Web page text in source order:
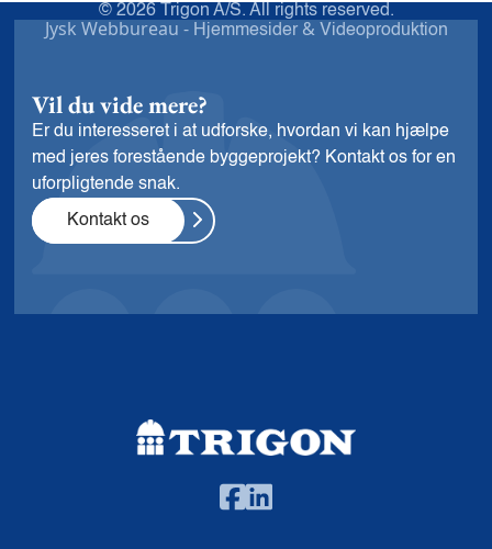
Vil du vide mere?
Er du interesseret i at udforske, hvordan vi kan hjælpe
med jeres forestående byggeprojekt? Kontakt os for en
uforpligtende snak.
Kontakt os
© 2026 Trigon A/S. All rights reserved.
Jysk Webbureau - Hjemmesider & Videoproduktion